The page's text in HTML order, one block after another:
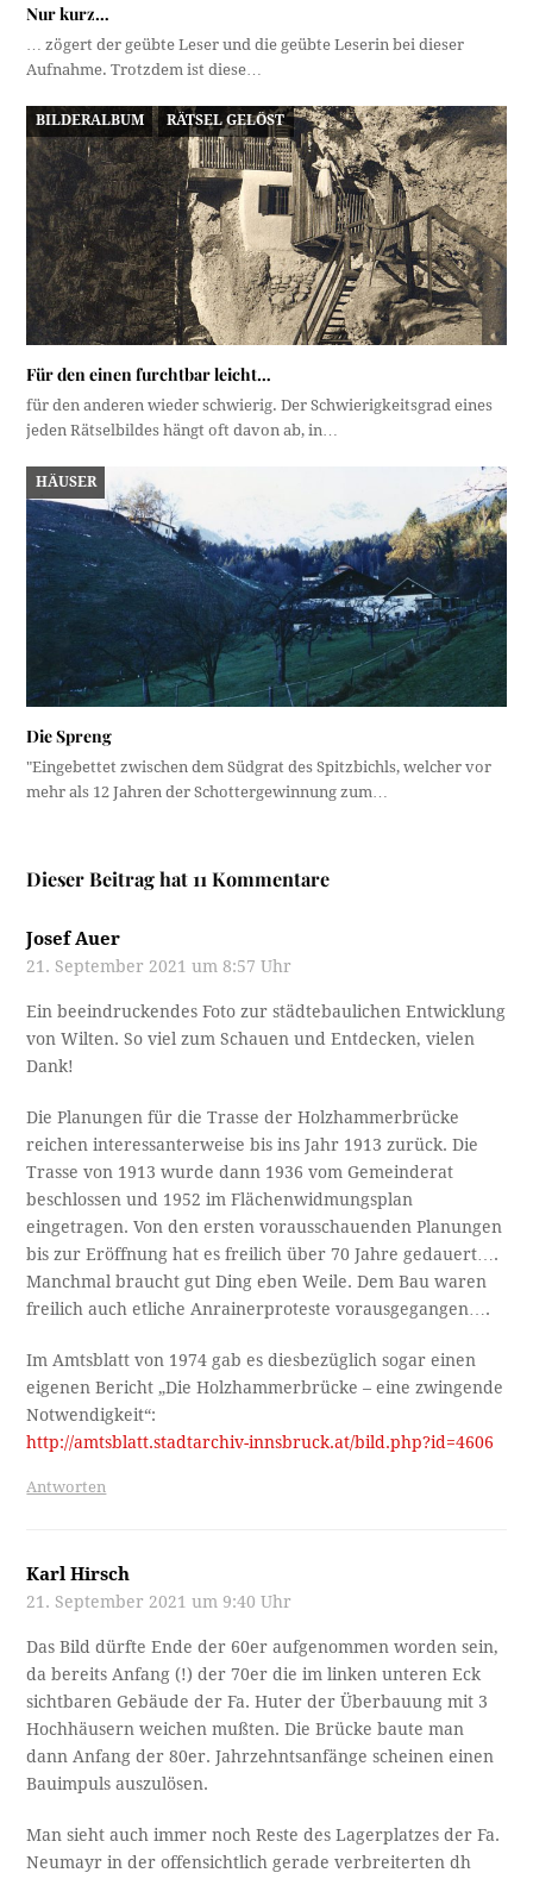
Nur kurz…
… zögert der geübte Leser und die geübte Leserin bei dieser
Aufnahme. Trotzdem ist diese…
BILDERALBUM RÄTSEL GELÖST
Für den einen furchtbar leicht…
für den anderen wieder schwierig. Der Schwierigkeitsgrad eines
jeden Rätselbildes hängt oft davon ab, in…
HÄUSER
Die Spreng
"Eingebettet zwischen dem Südgrat des Spitzbichls, welcher vor
mehr als 12 Jahren der Schottergewinnung zum…
Dieser Beitrag hat 11 Kommentare
Josef Auer
21. September 2021 um 8:57 Uhr
Ein beeindruckendes Foto zur städtebaulichen Entwicklung
von Wilten. So viel zum Schauen und Entdecken, vielen
Dank!
Die Planungen für die Trasse der Holzhammerbrücke
reichen interessanterweise bis ins Jahr 1913 zurück. Die
Trasse von 1913 wurde dann 1936 vom Gemeinderat
beschlossen und 1952 im Flächenwidmungsplan
eingetragen. Von den ersten vorausschauenden Planungen
bis zur Eröffnung hat es freilich über 70 Jahre gedauert….
Manchmal braucht gut Ding eben Weile. Dem Bau waren
freilich auch etliche Anrainerproteste vorausgegangen….
Im Amtsblatt von 1974 gab es diesbezüglich sogar einen
eigenen Bericht „Die Holzhammerbrücke – eine zwingende
Notwendigkeit“:
http://amtsblatt.stadtarchiv-innsbruck.at/bild.php?id=4606
Antworten
Karl Hirsch
21. September 2021 um 9:40 Uhr
Das Bild dürfte Ende der 60er aufgenommen worden sein,
da bereits Anfang (!) der 70er die im linken unteren Eck
sichtbaren Gebäude der Fa. Huter der Überbauung mit 3
Hochhäusern weichen mußten. Die Brücke baute man
dann Anfang der 80er. Jahrzehntsanfänge scheinen einen
Bauimpuls auszulösen.
Man sieht auch immer noch Reste des Lagerplatzes der Fa.
Neumayr in der offensichtlich gerade verbreiterten dh